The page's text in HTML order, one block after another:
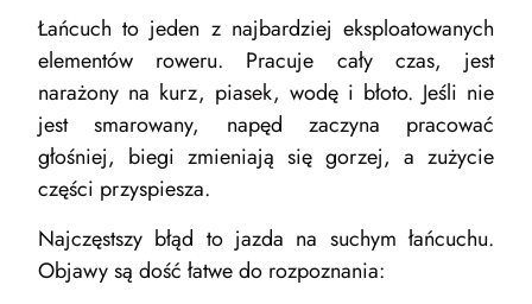
Łańcuch to jeden z najbardziej eksploatowanych
elementów roweru. Pracuje cały czas, jest
narażony na kurz, piasek, wodę i błoto. Jeśli nie
jest smarowany, napęd zaczyna pracować
głośniej, biegi zmieniają się gorzej, a zużycie
części przyspiesza.
Najczęstszy błąd to jazda na suchym łańcuchu.
Objawy są dość łatwe do rozpoznania: